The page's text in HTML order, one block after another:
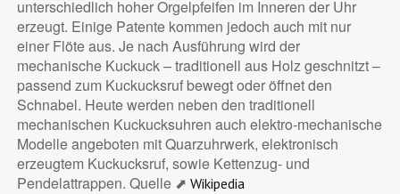
unterschiedlich hoher Orgelpfeifen im Inneren der Uhr
erzeugt. Einige Patente kommen jedoch auch mit nur
einer Flöte aus. Je nach Ausführung wird der
mechanische Kuckuck – traditionell aus Holz geschnitzt –
passend zum Kuckucksruf bewegt oder öffnet den
Schnabel. Heute werden neben den traditionell
mechanischen Kuckucksuhren auch elektro-mechanische
Modelle angeboten mit Quarzuhrwerk, elektronisch
erzeugtem Kuckucksruf, sowie Kettenzug- und
Pendelattrappen. Quelle ⬈ Wikipedia